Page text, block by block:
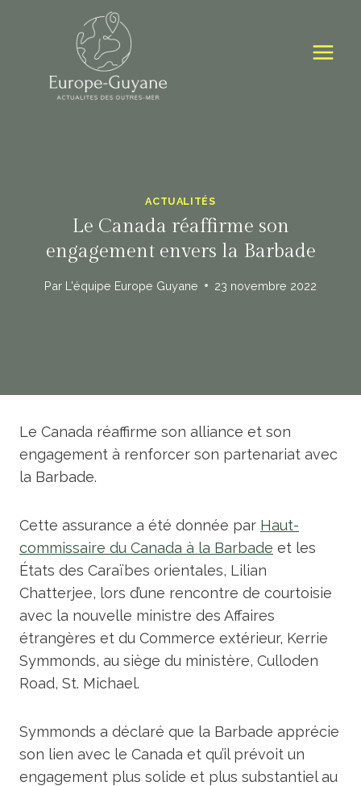
ACTUALITÉS
Le Canada réaffirme son
engagement envers la Barbade
Par L'équipe Europe Guyane 23 novembre 2022
Le Canada réaffirme son alliance et son
engagement à renforcer son partenariat avec
la Barbade.
Cette assurance a été donnée par Haut-
commissaire du Canada à la Barbade et les
États des Caraïbes orientales, Lilian
Chatterjee, lors d’une rencontre de courtoisie
avec la nouvelle ministre des Affaires
étrangères et du Commerce extérieur, Kerrie
Symmonds, au siège du ministère, Culloden
Road, St. Michael.
Symmonds a déclaré que la Barbade apprécie
son lien avec le Canada et qu’il prévoit un
engagement plus solide et plus substantiel au